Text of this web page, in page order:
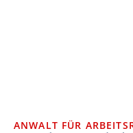
ANWALT FÜR